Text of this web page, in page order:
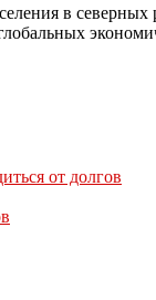
в
от долгов